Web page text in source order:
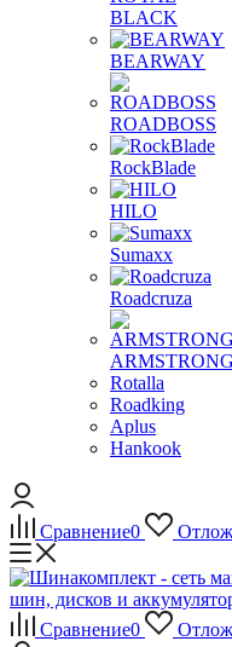
BLACK
BEARWAY
ROADBOSS
RockBlade
HILO
Sumaxx
Roadcruza
ARMSTRONG
Rotalla
Roadking
Aplus
Hankook
Сравнение0
Сравнение0